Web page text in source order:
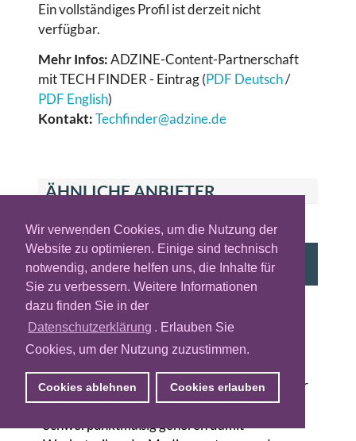
Wir verwenden Cookies, um die Nutzung der
Website zu optimieren. Einige sind technisch
notwendig, andere helfen uns, die Inhalte für
Sie zu verbessern. Weitere Informationen
dazu finden Sie in der
Datenschutzerklärung . Erlauben Sie
Cookies, um der Nutzung zuzustimmen.
Cookies ablehnen Cookies erlauben
Ein vollständiges Profil ist derzeit nicht
verfügbar.
Mehr Infos:ADZINE-Content-Partnerschaft
mit TECH FINDER - Eintrag (PDF Deutsch/
PDF English)
Kontakt:Techfinder@adzine.de
ÄHNLICHE ANBIETER
PARTNER
Adform - Unabhängige Full-Stack Adtech-
Plattform
Wien (AT), London (GB), Copenhagen (DK),
Hamburg (DE)
Adform ist ein europäischer Anbieter einer
Technologielösungen für alle Beteiligten in der
digitalen Advertising-Wertschöpfungskette.
Schwerpunktmäßig gehören damit